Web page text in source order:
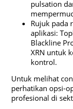
pulsation
Rujuk pada
aplikasi:
Blackline
XRN untuk
kontrol.
Untuk melihat
perhatikan opsi-
profesional di